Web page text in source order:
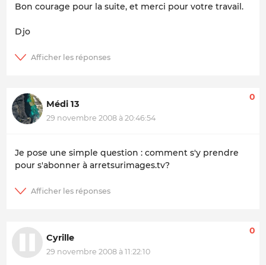
Bon courage pour la suite, et merci pour votre travail.
Djo
Médi 13
29 novembre 2008 à 20:46:54
0
Je pose une simple question : comment s'y prendre
pour s'abonner à arretsurimages.tv?
Cyrille
29 novembre 2008 à 11:22:10
0